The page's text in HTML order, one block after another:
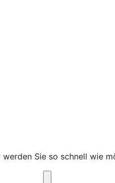
Sie so schnell wie